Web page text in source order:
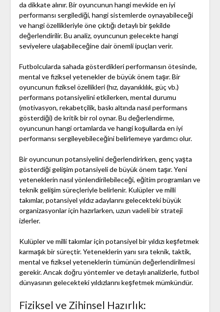
da dikkate alınır. Bir oyuncunun hangi mevkide en iyi
performansı sergilediği, hangi sistemlerde oynayabileceği
ve hangi özellikleriyle öne çıktığı detaylı bir şekilde
değerlendirilir. Bu analiz, oyuncunun gelecekte hangi
seviyelere ulaşabileceğine dair önemli ipuçları verir.
Futbolcularda sahada gösterdikleri performansın ötesinde,
mental ve fiziksel yetenekler de büyük önem taşır. Bir
oyuncunun fiziksel özellikleri (hız, dayanıklılık, güç vb.)
performans potansiyelini etkilerken, mental durumu
(motivasyon, rekabetçilik, baskı altında nasıl performans
gösterdiği) de kritik bir rol oynar. Bu değerlendirme,
oyuncunun hangi ortamlarda ve hangi koşullarda en iyi
performansı sergileyebileceğini belirlemeye yardımcı olur.
Bir oyuncunun potansiyelini değerlendirirken, genç yaşta
gösterdiği gelişim potansiyeli de büyük önem taşır. Yeni
yeteneklerin nasıl yönlendirilebileceği, eğitim programları ve
teknik gelişim süreçleriyle belirlenir. Kulüpler ve milli
takımlar, potansiyel yıldız adaylarını gelecekteki büyük
organizasyonlar için hazırlarken, uzun vadeli bir strateji
izlerler.
Kulüpler ve milli takımlar için potansiyel bir yıldızı keşfetmek
karmaşık bir süreçtir. Yeteneklerin yanı sıra teknik, taktik,
mental ve fiziksel yeteneklerin tümünün değerlendirilmesi
gerekir. Ancak doğru yöntemler ve detaylı analizlerle, futbol
dünyasının gelecekteki yıldızlarını keşfetmek mümkündür.
Fiziksel ve Zihinsel Hazırlık: